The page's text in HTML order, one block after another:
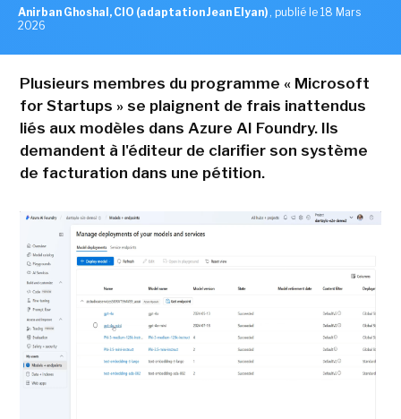
Anirban Ghoshal, CIO (adaptation Jean Elyan) , publié le 18 Mars
2026
Plusieurs membres du programme « Microsoft
for Startups » se plaignent de frais inattendus
liés aux modèles dans Azure AI Foundry. Ils
demandent à l'éditeur de clarifier son système
de facturation dans une pétition.